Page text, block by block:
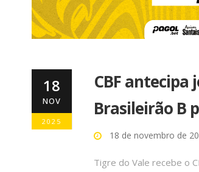
18
NOV
2025
CBF antecipa
Brasileirão B
18 de novembro de
Tigre do Vale recebe o